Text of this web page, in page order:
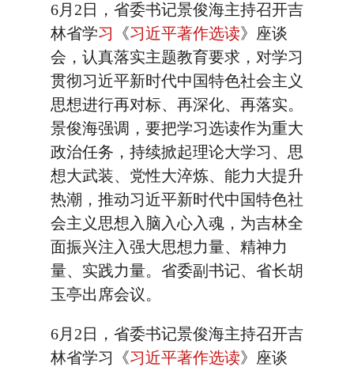
6月2日，省委书记景俊海主持召开吉
林省学习 《习近平著作选读》座谈
会，认真落实主题教育要求，对学习
贯彻习近平新时代中国特色社会主义
思想进行再对标、再深化、再落实。
景俊海强调，要把学习选读作为重大
政治任务，持续掀起理论大学习、思
想大武装、党性大淬炼、能力大提升
热潮，推动习近平新时代中国特色社
会主义思想入脑入心入魂，为吉林全
面振兴注入强大思想力量、精神力
量、实践力量。省委副书记、省长胡
玉亭出席会议。
6月2日，省委书记景俊海主持召开吉
林省学习《习近平著作选读》座谈